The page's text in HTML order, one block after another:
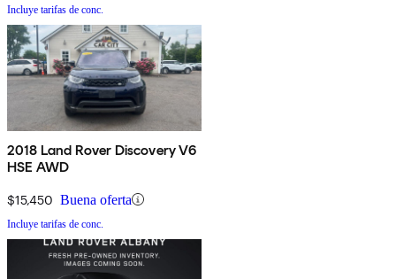
Incluye tarifas de conc.
2018 Land Rover Discovery V6
HSE AWD
$15,450 Buena oferta
Incluye tarifas de conc.